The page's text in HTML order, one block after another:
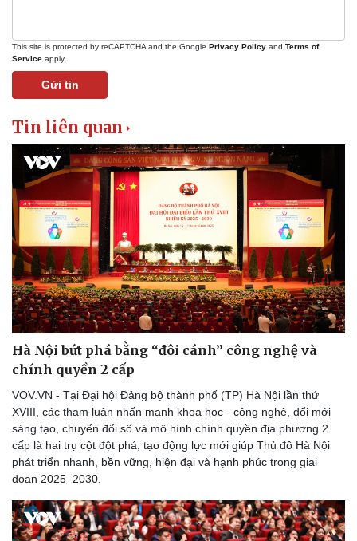
This site is protected by reCAPTCHA and the Google Privacy Policy and Terms of
Service apply.
Gửi tin
Tin liên quan
Hà Nội bứt phá bằng “đôi cánh” công nghệ và
chính quyền 2 cấp
VOV.VN - Tại Đại hội Đảng bộ thành phố (TP) Hà Nội lần thứ
XVIII, các tham luận nhấn mạnh khoa học - công nghệ, đổi mới
sáng tạo, chuyển đổi số và mô hình chính quyền địa phương 2
cấp là hai trụ cột đột phá, tạo động lực mới giúp Thủ đô Hà Nội
phát triển nhanh, bền vững, hiện đại và hạnh phúc trong giai
đoạn 2025–2030.